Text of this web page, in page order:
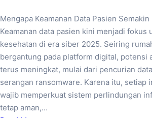
Mengapa Keamanan Data Pasien
Keamanan data pasien kini menjadi fokus
kesehatan di era siber 2025. Seiring
bergantung pada platform digital, potensi
terus meningkat, mulai dari pencurian
serangan ransomware. Karena itu, setiap
wajib memperkuat sistem perlindungan
tetap aman,…